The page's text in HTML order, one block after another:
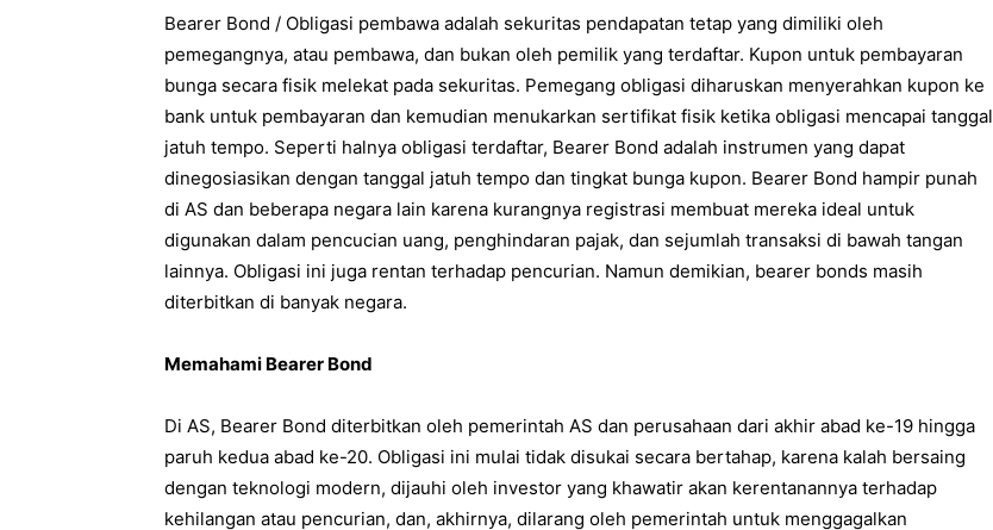
Bearer Bond / Obligasi pembawa adalah sekuritas pendapatan tetap yang dimiliki oleh
pemegangnya, atau pembawa, dan bukan oleh pemilik yang terdaftar. Kupon untuk pembayaran
bunga secara fisik melekat pada sekuritas. Pemegang obligasi diharuskan menyerahkan kupon ke
bank untuk pembayaran dan kemudian menukarkan sertifikat fisik ketika obligasi mencapai tanggal
jatuh tempo. Seperti halnya obligasi terdaftar, Bearer Bond adalah instrumen yang dapat
dinegosiasikan dengan tanggal jatuh tempo dan tingkat bunga kupon. Bearer Bond hampir punah
di AS dan beberapa negara lain karena kurangnya registrasi membuat mereka ideal untuk
digunakan dalam pencucian uang, penghindaran pajak, dan sejumlah transaksi di bawah tangan
lainnya. Obligasi ini juga rentan terhadap pencurian. Namun demikian, bearer bonds masih
diterbitkan di banyak negara.
Memahami Bearer Bond
Di AS, Bearer Bond diterbitkan oleh pemerintah AS dan perusahaan dari akhir abad ke-19 hingga
paruh kedua abad ke-20. Obligasi ini mulai tidak disukai secara bertahap, karena kalah bersaing
dengan teknologi modern, dijauhi oleh investor yang khawatir akan kerentanannya terhadap
kehilangan atau pencurian, dan, akhirnya, dilarang oleh pemerintah untuk menggagalkan